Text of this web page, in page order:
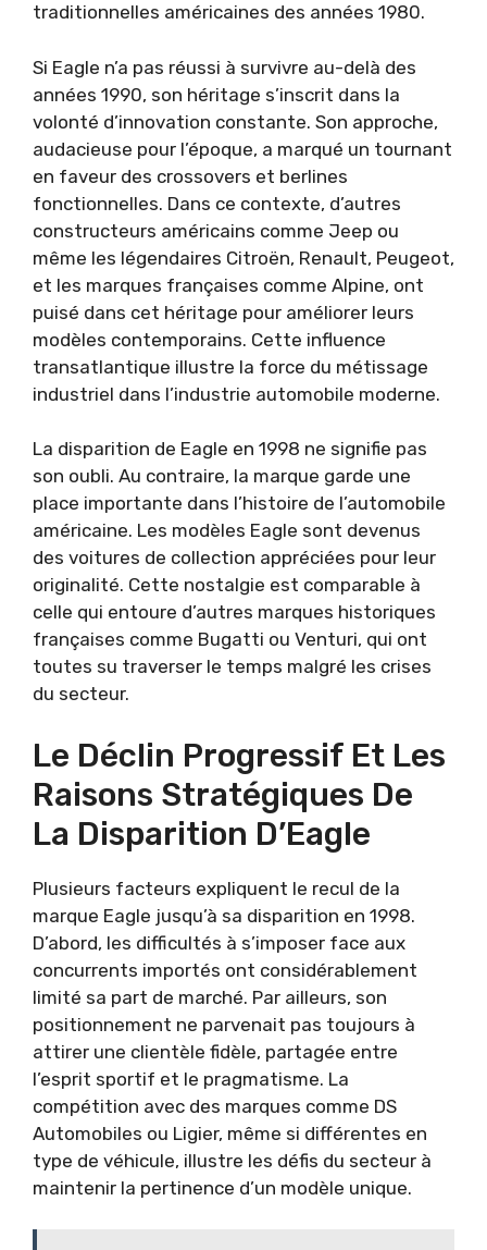
traditionnelles américaines des années 1980.
Si Eagle n’a pas réussi à survivre au-delà des
années 1990, son héritage s’inscrit dans la
volonté d’innovation constante. Son approche,
audacieuse pour l’époque, a marqué un tournant
en faveur des crossovers et berlines
fonctionnelles. Dans ce contexte, d’autres
constructeurs américains comme Jeep ou
même les légendaires Citroën, Renault, Peugeot,
et les marques françaises comme Alpine, ont
puisé dans cet héritage pour améliorer leurs
modèles contemporains. Cette influence
transatlantique illustre la force du métissage
industriel dans l’industrie automobile moderne.
La disparition de Eagle en 1998 ne signifie pas
son oubli. Au contraire, la marque garde une
place importante dans l’histoire de l’automobile
américaine. Les modèles Eagle sont devenus
des voitures de collection appréciées pour leur
originalité. Cette nostalgie est comparable à
celle qui entoure d’autres marques historiques
françaises comme Bugatti ou Venturi, qui ont
toutes su traverser le temps malgré les crises
du secteur.
Le Déclin Progressif Et Les
Raisons Stratégiques De
La Disparition D’Eagle
Plusieurs facteurs expliquent le recul de la
marque Eagle jusqu’à sa disparition en 1998.
D’abord, les difficultés à s’imposer face aux
concurrents importés ont considérablement
limité sa part de marché. Par ailleurs, son
positionnement ne parvenait pas toujours à
attirer une clientèle fidèle, partagée entre
l’esprit sportif et le pragmatisme. La
compétition avec des marques comme DS
Automobiles ou Ligier, même si différentes en
type de véhicule, illustre les défis du secteur à
maintenir la pertinence d’un modèle unique.